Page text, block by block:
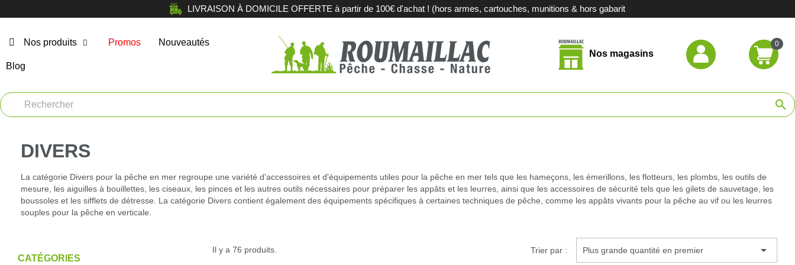
LIVRAISON À DOMICILE OFFERTE à partir de 100€ d'achat ! (hors armes, cartouches, munitions & hors gabarit
Nos produits
Atelier
Tir de loisir
Tir Sportif
Equipement et territoires
Optiques
Armes d'occasion
Acier et substituts
Promos Nouveautés
Blog
Nos magasins
0
search
DIVERS
La catégorie Divers pour la pêche en mer regroupe une variété d'accessoires et d'équipements utiles pour la pêche en mer tels que les hameçons, les émerillons, les flotteurs, les plombs, les outils de
mesure, les aiguilles à bouillettes, les ciseaux, les pinces et les autres outils nécessaires pour préparer les appâts et les leurres, ainsi que les accessoires de sécurité tels que les gilets de sauvetage, les
boussoles et les sifflets de détresse. La catégorie Divers contient également des équipements spécifiques à certaines techniques de pêche, comme les appâts vivants pour la pêche au vif ou les leurres
souples pour la pêche en verticale.
CATÉGORIES
Il y a 76 produits. Trier par : Plus grande quantité en premier 